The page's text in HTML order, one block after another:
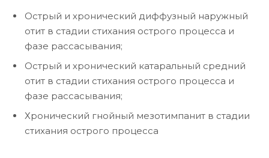
Острый и хронический диффузный наружный
отит в стадии стихания острого процесса и
фазе рассасывания;
Острый и хронический катаральный средний
отит в стадии стихания острого процесса и
фазе рассасывания;
Хронический гнойный мезотимпанит в стадии
стихания острого процесса